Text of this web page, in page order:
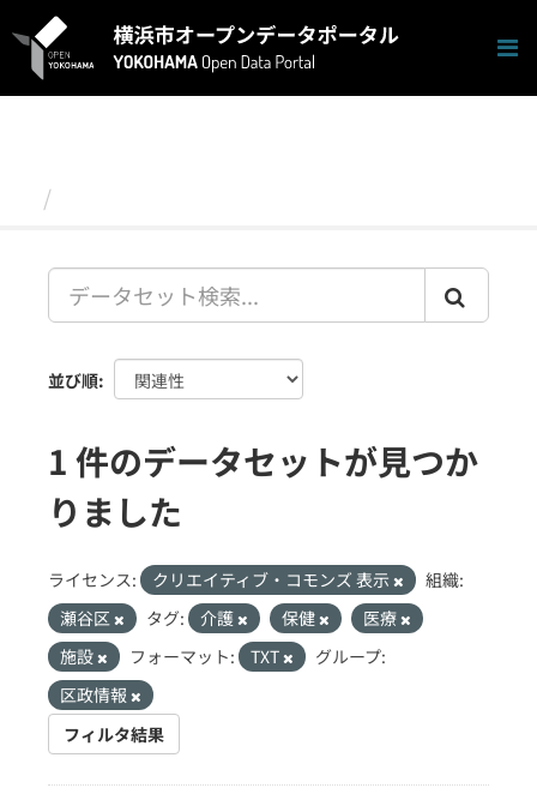
キ
並び順
1 件のデータセットが見つか
りました
ライセンス: クリエイティブ・コモンズ 表示
組織:
瀬谷区
タグ: 介護 保健
医療
施設
フォーマット: TXT
グループ:
区政情報
フィルタ結果